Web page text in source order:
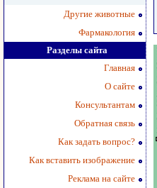
Другие животные
Фармакология
Разделы сайта
Главная
О сайте
Консультантам
Обратная связь
Как задать вопрос?
Как вставить изображение
Реклама на сайте